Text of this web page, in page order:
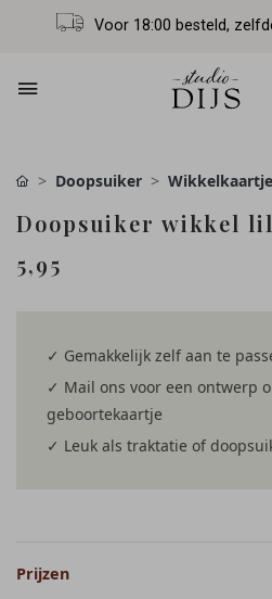
Voor 18:00 besteld,
Doopsuiker
Doopsuiker wikkel
5,95
✓ Gemakkelijk zelf aan te
✓ Mail ons voor een ontwerp
geboortekaartje
✓ Leuk als traktatie of
Prijzen